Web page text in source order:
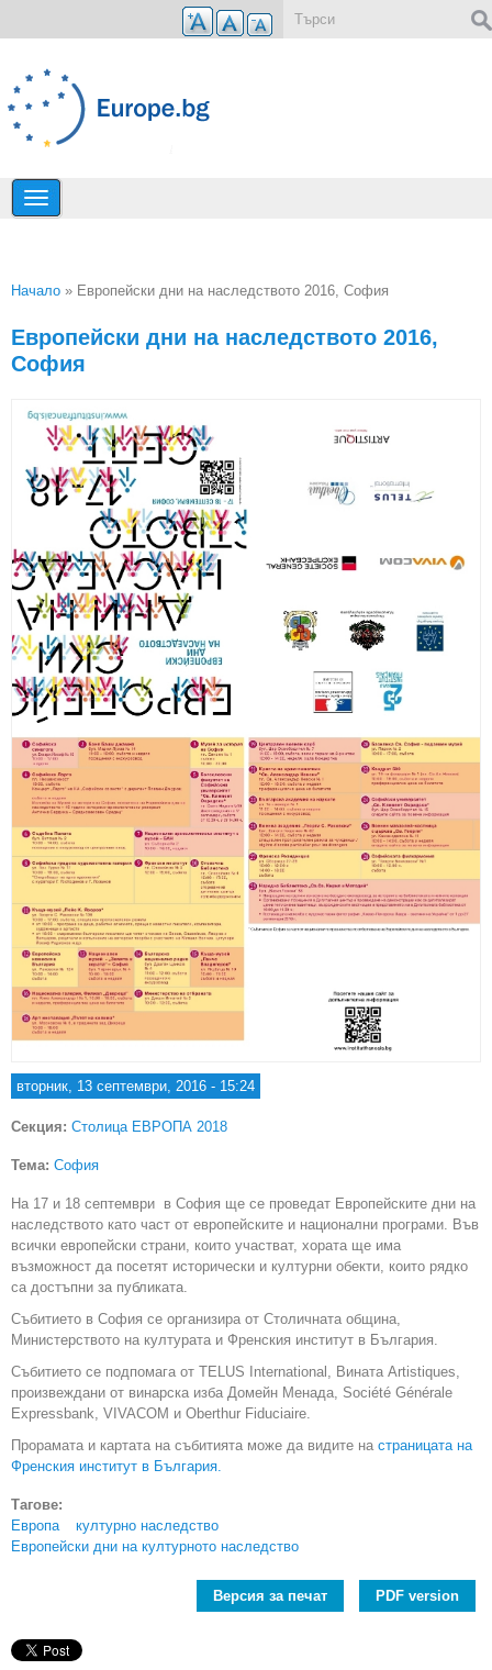
Премини към основното съдържание
Начало » Европейски дни на наследството 2016, София
Европейски дни на наследството 2016,
София
вторник, 13 септември, 2016 - 15:24
Секция: Столица ЕВРОПА 2018
Тема: София
На 17 и 18 септември в София ще се проведат Европейските дни на
наследството като част от европейските и национални програми. Във
всички европейски страни, които участват, хората ще има
възможност да посетят исторически и културни обекти, които рядко
са достъпни за публиката.
Събитието в София се организира от Столичната община,
Министерството на културата и Френския институт в България.
Събитието се подпомага от TELUS International, Вината Artistiques,
произвеждани от винарска изба Домейн Менада, Société Générale
Expressbank, VIVACOM и Oberthur Fiduciaire.
Прорамата и картата на събитията може да видите на страницата на
Френския институт в България.
Тагове:
Европа
културно наследство
Европейски дни на културното наследство
Версия за печат PDF version